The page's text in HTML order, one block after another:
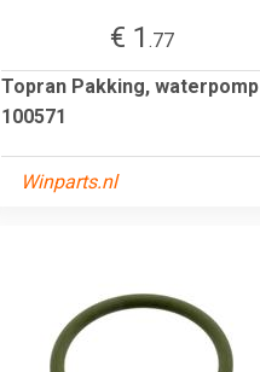
€ 1 .77
Topran Pakking, waterpomp
100571
Winparts.nl